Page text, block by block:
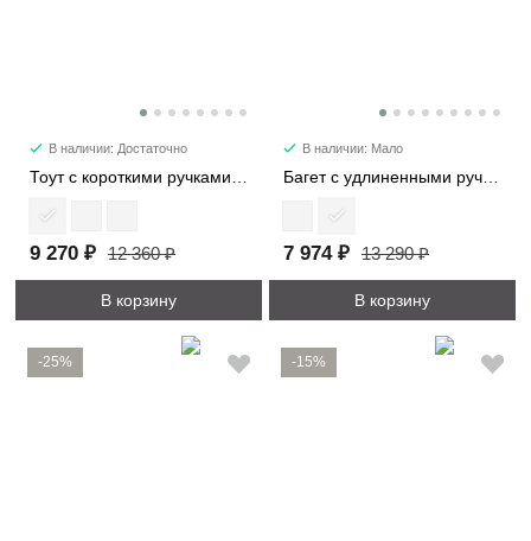
В наличии: Достаточно
9 270 ₽ 12 360 ₽
В корзину
В наличии: Мало
7 974 ₽ 13 290 ₽
В корзину
-25% -15%